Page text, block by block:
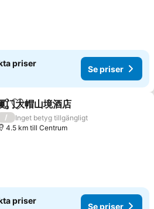
priser
Se priser
Lägg till i Mina Favoriter
门大帽山境酒店
/
Inget betyg tillgängligt
4.5 km till Centrum
priser
Se priser